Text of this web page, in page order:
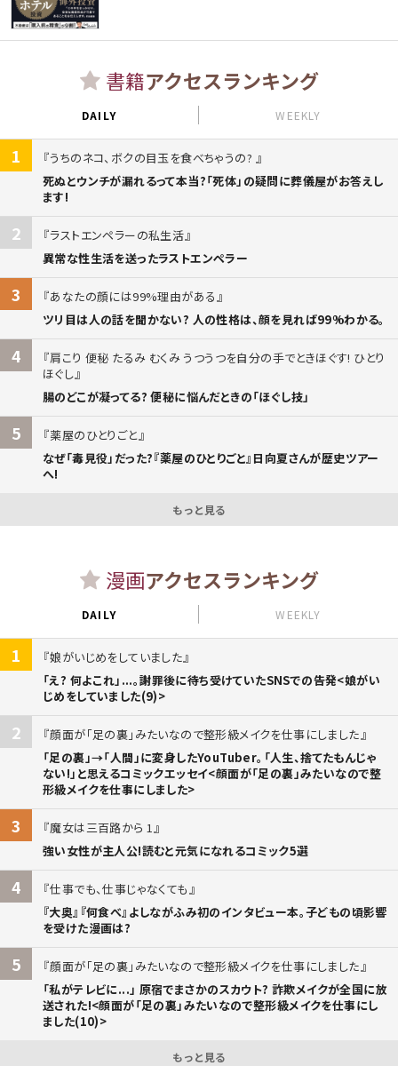
書籍アクセスランキング
DAILY WEEKLY
1
うちのネコ、ボクの目玉を食べちゃうの?
死ぬとウンチが漏れるって本当?「死体」の疑問に葬儀屋がお答えし
ます!
2
ラストエンペラーの私生活
異常な性生活を送ったラストエンペラー
3
あなたの顔には99%理由がある
ツリ目は人の話を聞かない? 人の性格は、顔を見れば99%わかる。
4
肩こり 便秘 たるみ むくみ うつうつを自分の手でときほぐす! ひとり
ほぐし
腸のどこが凝ってる? 便秘に悩んだときの「ほぐし技」
5
薬屋のひとりごと
なぜ「毒見役」だった?『薬屋のひとりごと』日向夏さんが歴史ツアー
へ!
もっと見る
漫画アクセスランキング
DAILY WEEKLY
1
娘がいじめをしていました
「え? 何よこれ」...。謝罪後に待ち受けていたSNSでの告発<娘がい
じめをしていました(9)>
2
顔面が「足の裏」みたいなので整形級メイクを仕事にしました
「足の裏」→「人間」に変身したYouTuber。「人生、捨てたもんじゃ
ない!」と思えるコミックエッセイ<顔面が「足の裏」みたいなので整
形級メイクを仕事にしました>
3
魔女は三百路から 1
強い女性が主人公!読むと元気になれるコミック5選
4
仕事でも、仕事じゃなくても
『大奥』『何食べ』よしながふみ初のインタビュー本。子どもの頃影響
を受けた漫画は?
5
顔面が「足の裏」みたいなので整形級メイクを仕事にしました
「私がテレビに...」 原宿でまさかのスカウト? 詐欺メイクが全国に放
送された!<顔面が「足の裏」みたいなので整形級メイクを仕事にし
ました(10)>
もっと見る